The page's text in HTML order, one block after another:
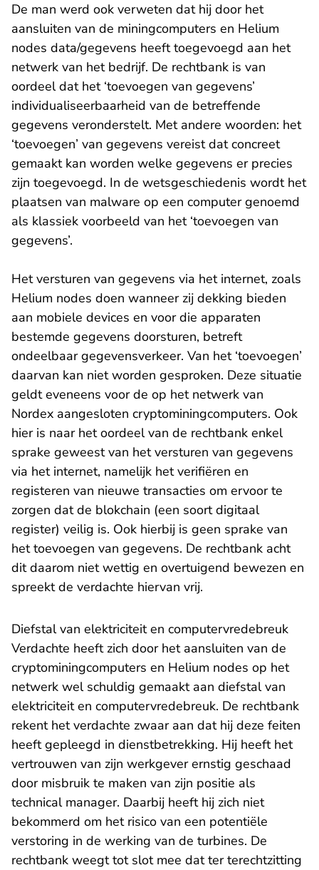
De man werd ook verweten dat hij door het
aansluiten van de miningcomputers en Helium
nodes data/gegevens heeft toegevoegd aan het
netwerk van het bedrijf. De rechtbank is van
oordeel dat het ‘toevoegen van gegevens’
individualiseerbaarheid van de betreffende
gegevens veronderstelt. Met andere woorden: het
‘toevoegen’ van gegevens vereist dat concreet
gemaakt kan worden welke gegevens er precies
zijn toegevoegd. In de wetsgeschiedenis wordt het
plaatsen van malware op een computer genoemd
als klassiek voorbeeld van het ‘toevoegen van
gegevens’.
Het versturen van gegevens via het internet, zoals
Helium nodes doen wanneer zij dekking bieden
aan mobiele devices en voor die apparaten
bestemde gegevens doorsturen, betreft
ondeelbaar gegevensverkeer. Van het ‘toevoegen’
daarvan kan niet worden gesproken. Deze situatie
geldt eveneens voor de op het netwerk van
Nordex aangesloten cryptominingcomputers. Ook
hier is naar het oordeel van de rechtbank enkel
sprake geweest van het versturen van gegevens
via het internet, namelijk het verifiëren en
registeren van nieuwe transacties om ervoor te
zorgen dat de blokchain (een soort digitaal
register) veilig is. Ook hierbij is geen sprake van
het toevoegen van gegevens. De rechtbank acht
dit daarom niet wettig en overtuigend bewezen en
spreekt de verdachte hiervan vrij.
Diefstal van elektriciteit en computervredebreuk
Verdachte heeft zich door het aansluiten van de
cryptominingcomputers en Helium nodes op het
netwerk wel schuldig gemaakt aan diefstal van
elektriciteit en computervredebreuk. De rechtbank
rekent het verdachte zwaar aan dat hij deze feiten
heeft gepleegd in dienstbetrekking. Hij heeft het
vertrouwen van zijn werkgever ernstig geschaad
door misbruik te maken van zijn positie als
technical manager. Daarbij heeft hij zich niet
bekommerd om het risico van een potentiële
verstoring in de werking van de turbines. De
rechtbank weegt tot slot mee dat ter terechtzitting